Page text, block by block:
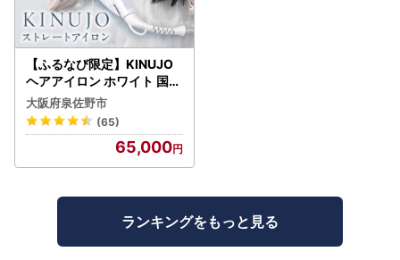
【ふるなび限定】KINUJO
ヘアアイロン ホワイト 国内
製造 FN-Limited-PR
大阪府泉佐野市
(65)
65,000
ランキングをもっと見る